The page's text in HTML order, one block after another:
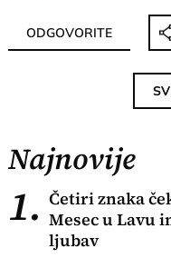
ODGOVORITE
Najnovije
1. Četiri znaka
Mesec u Lavu
ljubav